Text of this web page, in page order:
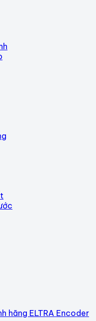
hãng ELTRA Encoder